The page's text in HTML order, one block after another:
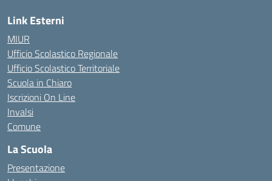
Link Esterni
MIUR
Ufficio Scolastico Regionale
Ufficio Scolastico Territoriale
Scuola in Chiaro
Iscrizioni On Line
Invalsi
Comune
La Scuola
Presentazione